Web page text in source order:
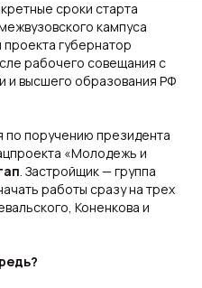
сроки старта
кампуса
проекта губернатор
рабочего совещания с
и высшего образования РФ
по поручению президента
«Молодежь и
. Застройщик — группа
работы сразу на трех
Коненкова и